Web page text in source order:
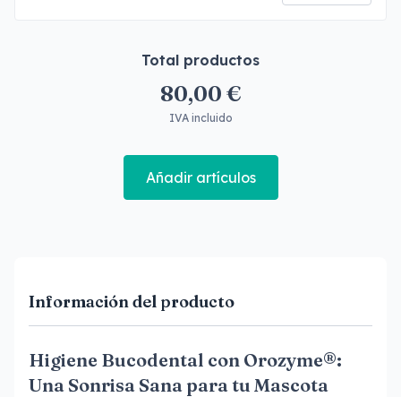
Total productos
80,00 €
IVA incluido
Añadir artículos
Información del producto
Higiene Bucodental con Orozyme®:
Una Sonrisa Sana para tu Mascota